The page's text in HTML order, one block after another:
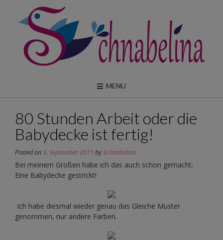
content
MENU
80 Stunden Arbeit oder die
Babydecke ist fertig!
Posted on3. September 2011 bySchnabelina
Bei meinem Großen habe ich das auch schon gemacht:
Eine Babydecke gestrickt!
Ich habe diesmal wieder genau das Gleiche Muster
genommen, nur andere Farben.